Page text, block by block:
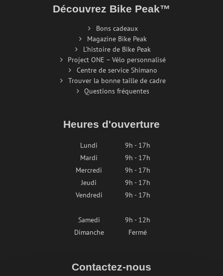
Découvrez Bike Peak™
Bons cadeaux
Magazine Bike Peak
L'histoire de Bike Peak
Project ONE – Vélo personnalisé
Centre de service Shimano
Trouver la bonne taille de cadre
Questions fréquentes
Heures d'ouverture
Lundi
9h - 17h
Mardi
9h - 17h
Mercredi
9h - 17h
Jeudi
9h - 17h
Vendredi
9h - 17h
Samedi
9h - 12h
Dimanche
Fermé
Contactez-nous